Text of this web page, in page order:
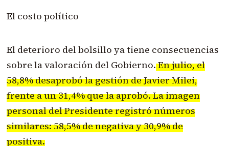
El costo político
El deterioro del bolsillo ya tiene consecuencias
sobre la valoración del Gobierno.En julio, el
58,8% desaprobó la gestión de Javier Milei,
frente a un 31,4% que la aprobó. La imagen
personal del Presidente registró números
similares: 58,5% de negativa y 30,9% de
positiva.